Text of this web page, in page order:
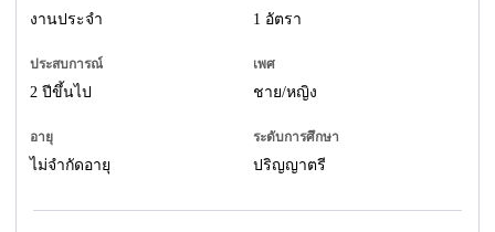
งานประจำ 1 อัตรา
ประสบการณ์
2 ปีขึ้นไป
เพศ
ชาย/หญิง
อายุ
ไม่จำกัดอายุ
ระดับการศึกษา
ปริญญาตรี